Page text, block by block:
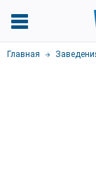
Главная